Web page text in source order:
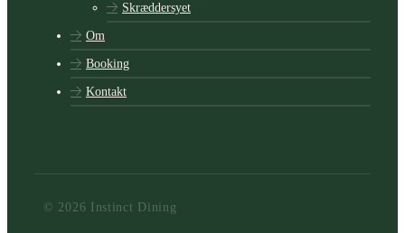
Skræddersyet
Om
Booking
Kontakt
© 2026 Instinct Dining